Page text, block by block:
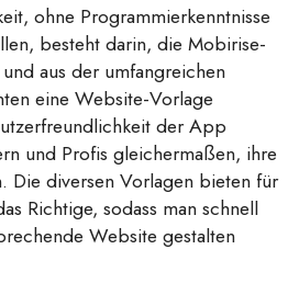
ohne Programmierkenntnisse
besteht darin, die Mobirise-
aus der umfangreichen
eine Website-Vorlage
der App
und Profis gleichermaßen, ihre
Die diversen Vorlagen bieten für
Richtige, sodass man schnell
Website gestalten